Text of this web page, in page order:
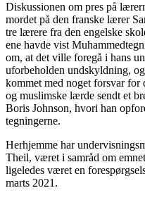
Diskussionen om pres på
mordet på den franske lærer
tre lærere fra den engelske
ene havde vist
om, at det ville foregå i hans
uforbeholden undskyldning,
kommet med noget forsvar for
og muslimske lærde sendt et
Boris Johnson, hvori han
tegningerne.
Herhjemme har
Theil, været i samråd om
ligeledes været en
marts 2021.